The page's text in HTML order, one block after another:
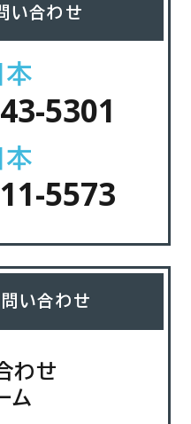
い合わせ
本
5301
本
5573
い合わせ
わせ
ム